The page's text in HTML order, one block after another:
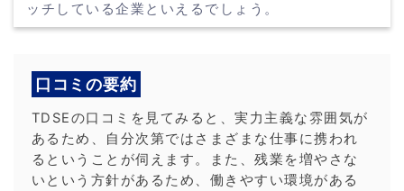
ッチしている企業といえるでしょう。
口コミの要約
TDSEの口コミを見てみると、実力主義な雰囲気が
あるため、自分次第ではさまざまな仕事に携われ
るということが伺えます。また、残業を増やさな
いという方針があるため、働きやすい環境がある